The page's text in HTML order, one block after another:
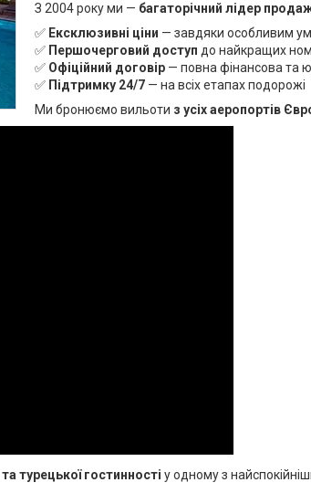
З 2004 року ми — багаторічний лідер
✅ Ексклюзивні ціни — завдяки особливим
✅ Першочерговий доступ до найкращих
✅ Офіційний договір — повна фінансова та
✅ Підтримку 24/7 — на всіх етапах подорожі
Ми бронюємо вильоти з усіх аеропортів
турецької гостинності у одному з